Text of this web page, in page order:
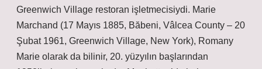
Greenwich Village restoran işletmecisiydi. Marie
Marchand (17 Mayıs 1885, Băbeni, Vâlcea County – 20
Şubat 1961, Greenwich Village, New York), Romany
Marie olarak da bilinir, 20. yüzyılın başlarından